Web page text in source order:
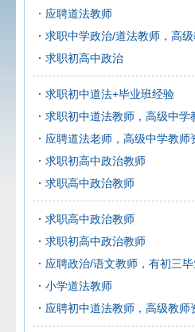
应聘道法教师
求职中学政治/道法教师，高
求职初高中政治
求职初中道法+毕业班经验
求职初中道法教师，高级中学
应聘道法老师，高级中学教师
求职初高中政治教师
求职高中政治教师
求职高中政治教师
求职初高中政治教师
应聘政治/语文教师，有初三
小学道法教师
应聘初中道法教师，高级教师